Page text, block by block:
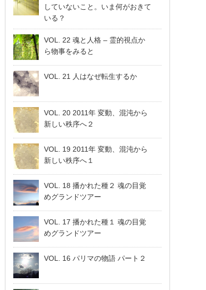
していないこと。いま何がおきて
いる？
VOL. 22 魂と人格 – 霊的視点か
ら物事をみると
VOL. 21 人はなぜ転生するか
VOL. 20 2011年 変動、混沌から
新しい秩序へ２
VOL. 19 2011年 変動、混沌から
新しい秩序へ１
VOL. 18 播かれた種２ 魂の目覚
めグランドツアー
VOL. 17 播かれた種１ 魂の目覚
めグランドツアー
VOL. 16 パリマの物語 パート２